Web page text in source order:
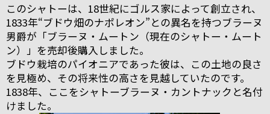
このシャトーは、18世紀にゴルス家によって創立され、
1833年“ブドウ畑のナポレオン”との異名を持つブラーヌ
男爵が「ブラーヌ・ムートン（現在のシャトー・ムート
ン）」を売却後購入しました。
ブドウ栽培のパイオニアであった彼は、この土地の良さ
を見極め、その将来性の高さを見越していたのです。
1838年、ここをシャトーブラーヌ・カントナックと名付
けました。